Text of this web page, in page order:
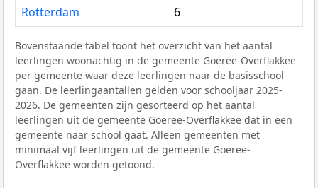
Rotterdam 6
Bovenstaande tabel toont het overzicht van het aantal
leerlingen woonachtig in de gemeente Goeree-Overflakkee
per gemeente waar deze leerlingen naar de basisschool
gaan. De leerlingaantallen gelden voor schooljaar 2025-
2026. De gemeenten zijn gesorteerd op het aantal
leerlingen uit de gemeente Goeree-Overflakkee dat in een
gemeente naar school gaat. Alleen gemeenten met
minimaal vijf leerlingen uit de gemeente Goeree-
Overflakkee worden getoond.